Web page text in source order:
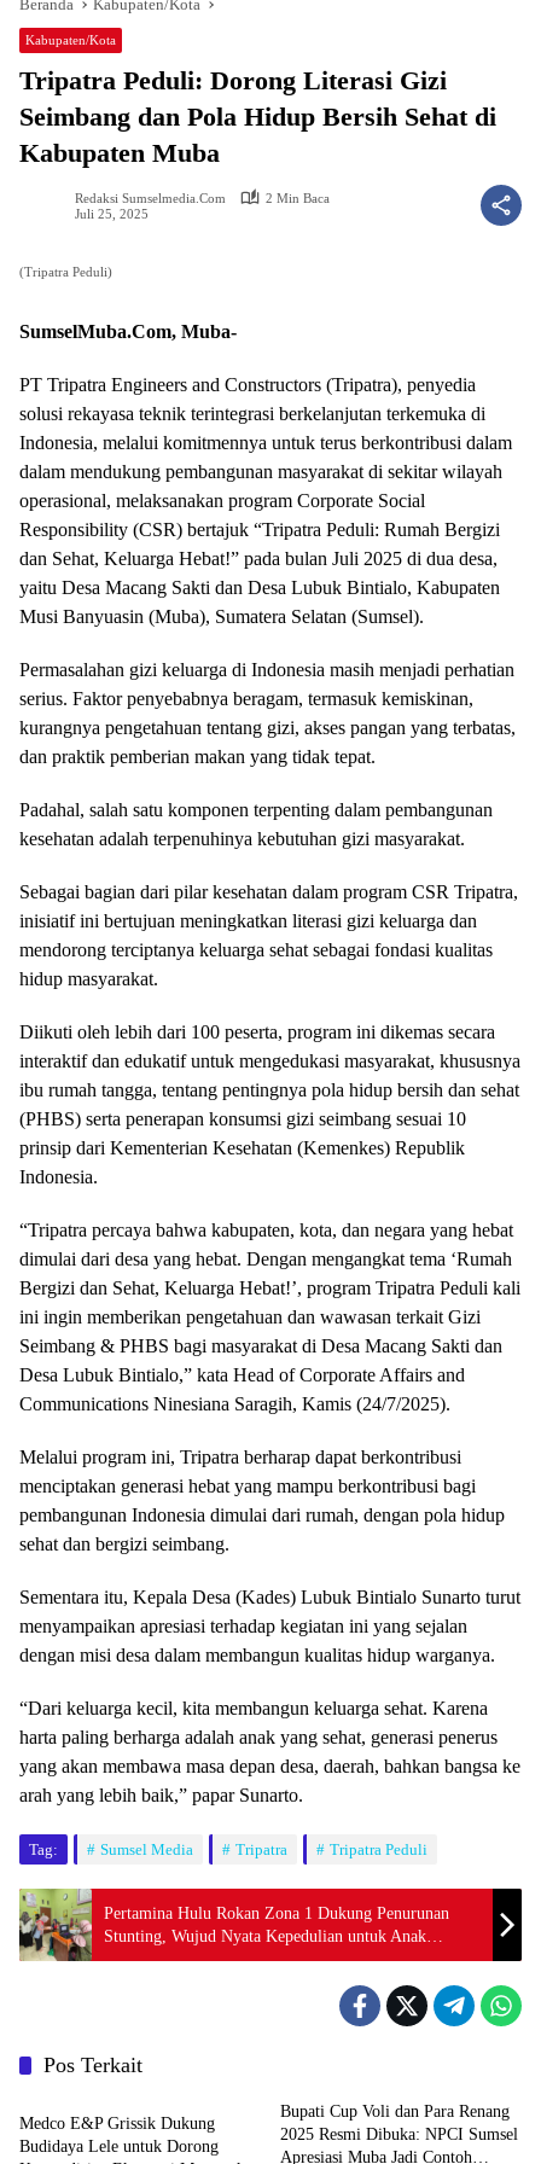
Beranda Kabupaten/Kota
Kabupaten/Kota
Tripatra Peduli: Dorong Literasi Gizi
Seimbang dan Pola Hidup Bersih Sehat di
Kabupaten Muba
Redaksi Sumselmedia.com
2 Min Baca
Juli 25, 2025
(Tripatra Peduli)
SumselMuba.Com, Muba-
PT Tripatra Engineers and Constructors (Tripatra), penyedia
solusi rekayasa teknik terintegrasi berkelanjutan terkemuka di
Indonesia, melalui komitmennya untuk terus berkontribusi dalam
dalam mendukung pembangunan masyarakat di sekitar wilayah
operasional, melaksanakan program Corporate Social
Responsibility (CSR) bertajuk “Tripatra Peduli: Rumah Bergizi
dan Sehat, Keluarga Hebat!” pada bulan Juli 2025 di dua desa,
yaitu Desa Macang Sakti dan Desa Lubuk Bintialo, Kabupaten
Musi Banyuasin (Muba), Sumatera Selatan (Sumsel).
Permasalahan gizi keluarga di Indonesia masih menjadi perhatian
serius. Faktor penyebabnya beragam, termasuk kemiskinan,
kurangnya pengetahuan tentang gizi, akses pangan yang terbatas,
dan praktik pemberian makan yang tidak tepat.
Padahal, salah satu komponen terpenting dalam pembangunan
kesehatan adalah terpenuhinya kebutuhan gizi masyarakat.
Sebagai bagian dari pilar kesehatan dalam program CSR Tripatra,
inisiatif ini bertujuan meningkatkan literasi gizi keluarga dan
mendorong terciptanya keluarga sehat sebagai fondasi kualitas
hidup masyarakat.
Diikuti oleh lebih dari 100 peserta, program ini dikemas secara
interaktif dan edukatif untuk mengedukasi masyarakat, khususnya
ibu rumah tangga, tentang pentingnya pola hidup bersih dan sehat
(PHBS) serta penerapan konsumsi gizi seimbang sesuai 10
prinsip dari Kementerian Kesehatan (Kemenkes) Republik
Indonesia.
“Tripatra percaya bahwa kabupaten, kota, dan negara yang hebat
dimulai dari desa yang hebat. Dengan mengangkat tema ‘Rumah
Bergizi dan Sehat, Keluarga Hebat!’, program Tripatra Peduli kali
ini ingin memberikan pengetahuan dan wawasan terkait Gizi
Seimbang & PHBS bagi masyarakat di Desa Macang Sakti dan
Desa Lubuk Bintialo,” kata Head of Corporate Affairs and
Communications Ninesiana Saragih, Kamis (24/7/2025).
Melalui program ini, Tripatra berharap dapat berkontribusi
menciptakan generasi hebat yang mampu berkontribusi bagi
pembangunan Indonesia dimulai dari rumah, dengan pola hidup
sehat dan bergizi seimbang.
Sementara itu, Kepala Desa (Kades) Lubuk Bintialo Sunarto turut
menyampaikan apresiasi terhadap kegiatan ini yang sejalan
dengan misi desa dalam membangun kualitas hidup warganya.
“Dari keluarga kecil, kita membangun keluarga sehat. Karena
harta paling berharga adalah anak yang sehat, generasi penerus
yang akan membawa masa depan desa, daerah, bahkan bangsa ke
arah yang lebih baik,” papar Sunarto.
Tag: Sumsel Media Tripatra Tripatra Peduli
Pertamina Hulu Rokan Zona 1 Dukung Penurunan
Stunting, Wujud Nyata Kepedulian untuk Anak
Indonesia
Pos Terkait
Kabupaten/Kota
Medco E&P Grissik Dukung
Budidaya Lele untuk Dorong
Bupati Cup Voli dan Para Renang
2025 Resmi Dibuka: NPCI Sumsel
Apresiasi Muba Jadi Contoh